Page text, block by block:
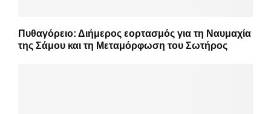
Πυθαγόρειο: Διήμερος εορτασμός για τη Ναυμαχία
της Σάμου και τη Μεταμόρφωση του Σωτήρος